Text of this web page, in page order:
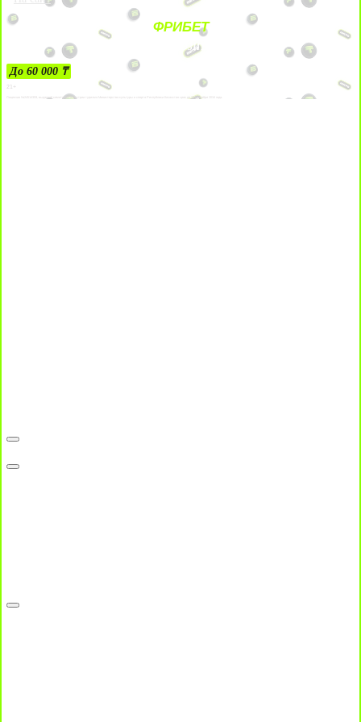
ФРИБЕТ
ЗА ДЕПОЗИТЫ
До 60 000 ₸
21+
Лицензии №24514359, выданной комитетом индустрии туризма Министерства культуры и спорта Республики Казахстан срок до 27 сентября 2034 года.